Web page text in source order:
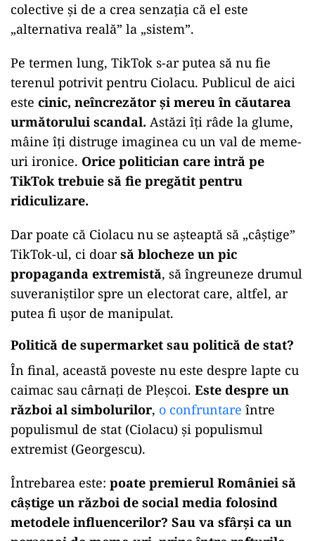
colective și de a crea senzația că el este
„alternativa reală” la „sistem”.
Pe termen lung, TikTok s-ar putea să nu fie
terenul potrivit pentru Ciolacu. Publicul de aici
este cinic, neîncrezător și mereu în căutarea
următorului scandal. Astăzi îți râde la glume,
mâine îți distruge imaginea cu un val de meme-
uri ironice. Orice politician care intră pe
TikTok trebuie să fie pregătit pentru
ridiculizare.
Dar poate că Ciolacu nu se așteaptă să „câștige”
TikTok-ul, ci doarsă blocheze un pic
propaganda extremistă, să îngreuneze drumul
suveraniștilor spre un electorat care, altfel, ar
putea fi ușor de manipulat.
Politică de supermarket sau politică de stat?
În final, această poveste nu este despre lapte cu
caimac sau cârnați de Pleșcoi. Este despre un
război al simbolurilor, o confruntare între
populismul de stat (Ciolacu) și populismul
extremist (Georgescu).
Întrebarea este: poate premierul României să
câștige un război de social media folosind
metodele influencerilor? Sau va sfârși ca un